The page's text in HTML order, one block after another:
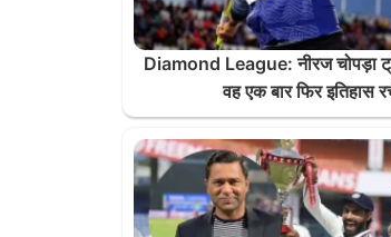
Diamond League: नीरज चोपड़ा
वह एक बार फिर इतिहास